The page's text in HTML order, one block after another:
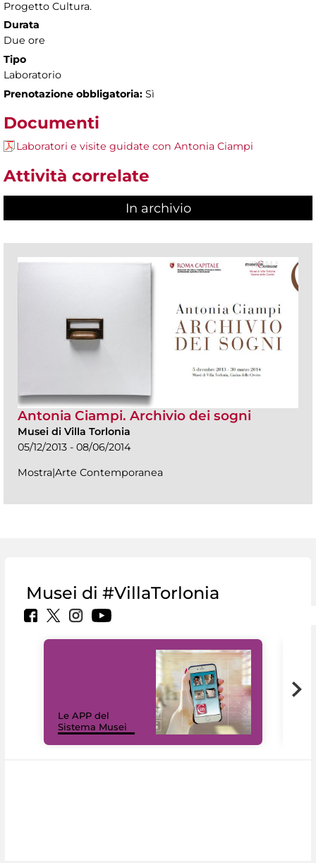
Progetto Cultura.
Durata
Due ore
Tipo
Laboratorio
Prenotazione obbligatoria: Sì
Documenti
Laboratori e visite guidate con Antonia Ciampi
Attività correlate
In archivio
Antonia Ciampi. Archivio dei sogni
Musei di Villa Torlonia
05/12/2013 - 08/06/2014
Mostra|Arte Contemporanea
Musei di #VillaTorlonia
Le APP del
Sistema Musei